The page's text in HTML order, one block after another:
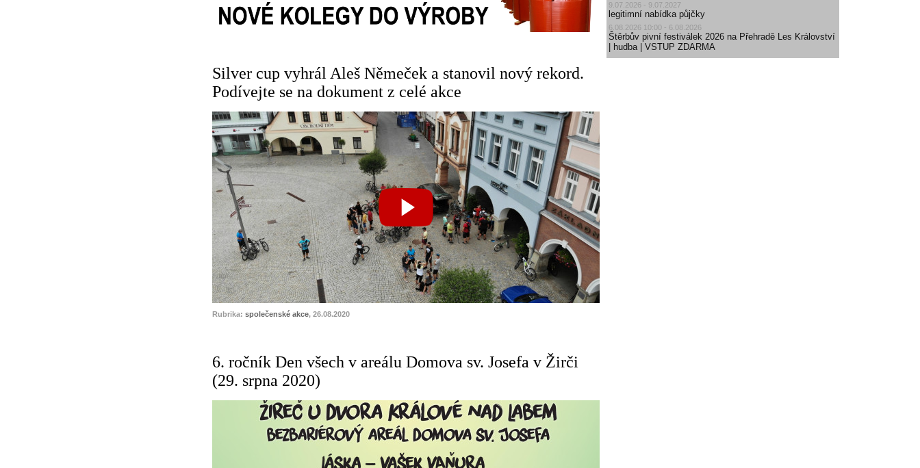
Silver cup vyhrál Aleš Němeček a stanovil nový rekord.
Podívejte se na dokument z celé akce
Rubrika: společenské akce, 26.08.2020
6. ročník Den všech v areálu Domova sv. Josefa v Žirči
(29. srpna 2020)
9.07.2026 - 9.07.2027
legitimní nabídka půjčky
6.08.2026 10:00 - 6.08.2026
Štěrbův pivní festiválek 2026 na Přehradě Les Království
| hudba | VSTUP ZDARMA